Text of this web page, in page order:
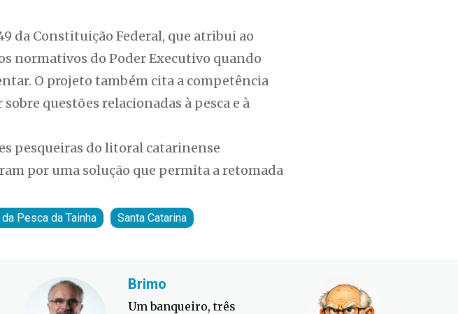
da Constituição Federal, que atribui ao
normativos do Poder Executivo quando
O projeto também cita a competência
questões relacionadas à pesca e à
pesqueiras do litoral catarinense
por uma solução que permita a retomada
Pesca da Tainha Santa Catarina
Brimo
Um banqueiro, três